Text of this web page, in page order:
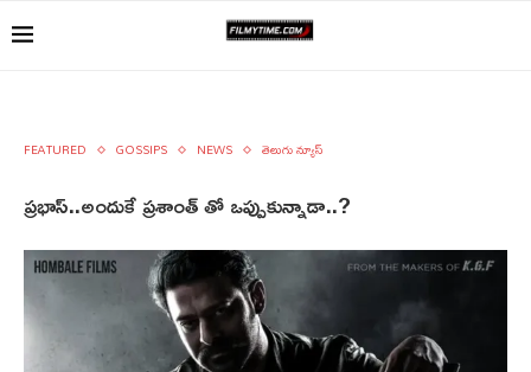
FEATURED GOSSIPS NEWS తెలుగు న్యూస్
ప్రభాస్..అందుకే ప్రశాంత్ తో ఒప్పుకున్నాడా..?